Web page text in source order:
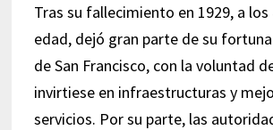
Tras su fallecimiento en 1929, a los
edad, dejó gran parte de su
de San Francisco, con la voluntad
invirtiese en infraestructuras y
servicios. Por su parte, las